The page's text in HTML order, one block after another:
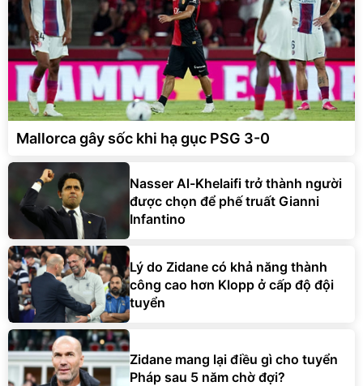
Mallorca gây sốc khi hạ gục PSG 3-0
Nasser Al-Khelaifi trở thành người
được chọn để phế truất Gianni
Infantino
Lý do Zidane có khả năng thành
công cao hơn Klopp ở cấp độ đội
tuyển
Zidane mang lại điều gì cho tuyển
Pháp sau 5 năm chờ đợi?